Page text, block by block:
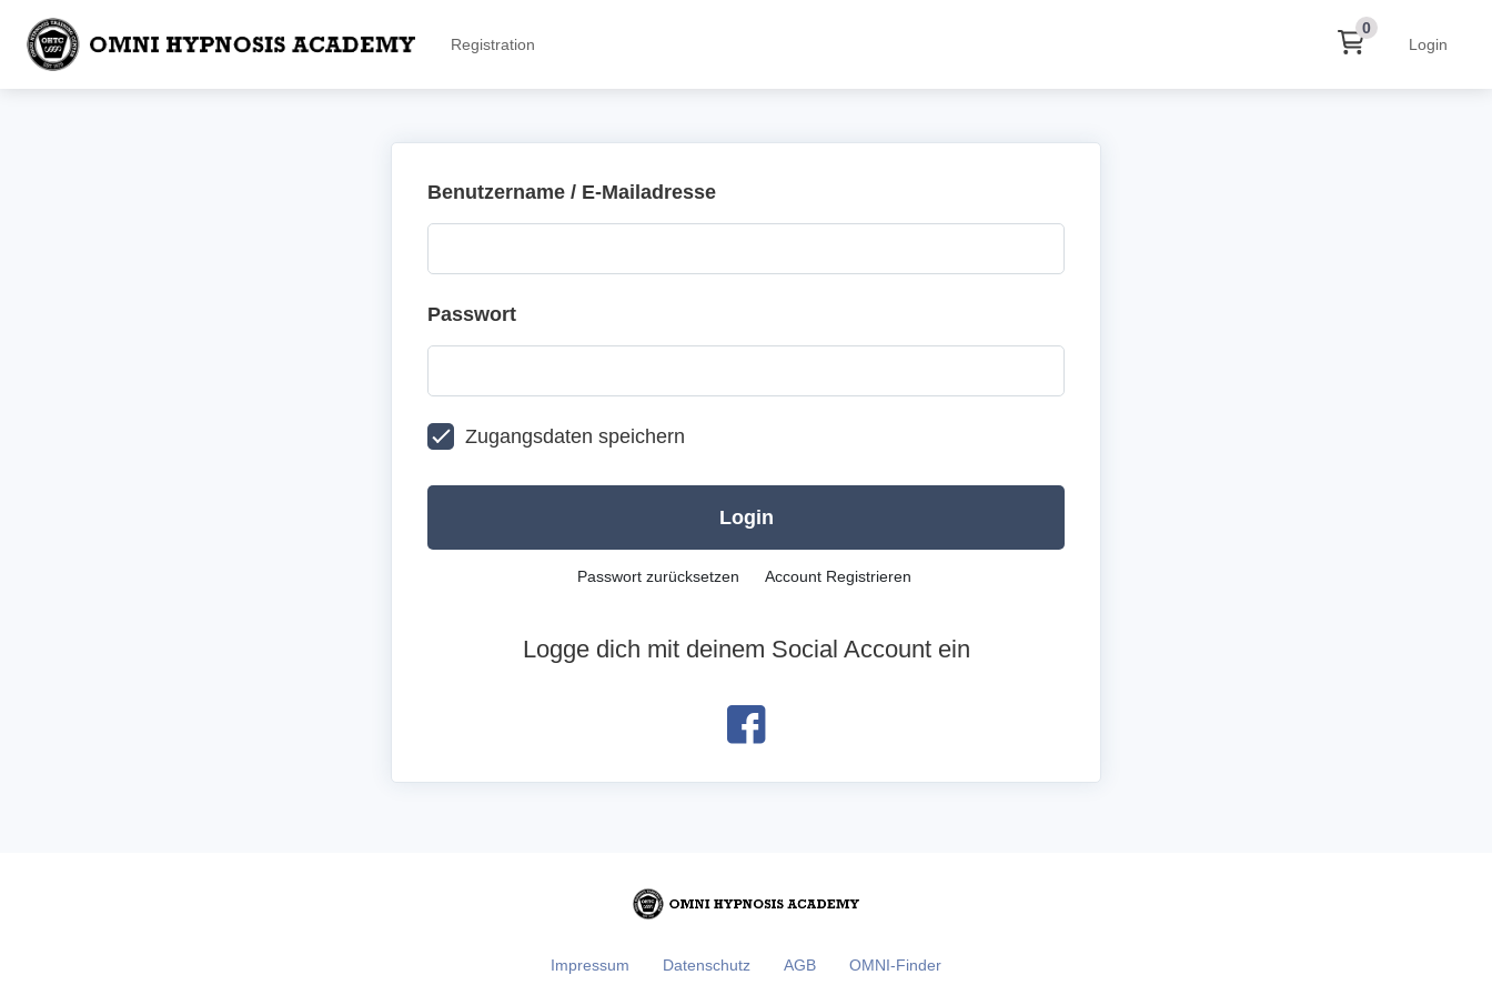
Registration
0
Login
Benutzername / E-Mailadresse
Passwort
Zugangsdaten speichern
Login
Passwort zurücksetzen Account Registrieren
Logge dich mit deinem Social Account ein
Impressum Datenschutz AGB OMNI-Finder